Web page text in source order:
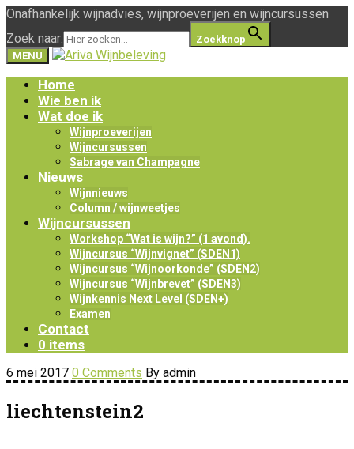
Onafhankelijk wijnadvies, wijnproeverijen en wijncursussen
Zoek naar:
Zoekknop
MENU
Home
Wie ben ik
Wat doe ik
Wijnproeverijen
Wijncursussen
Sabrage van Champagne
Nieuws
Wijnnieuws
Column / wijnweetjes
Wijncursussen
Workshop “Wat is wijn?” (1 avond).
Wijncursus “Wijnvignet” (SDEN1)
Wijncursus “Wijnoorkonde” (SDEN2)
Wijncursus “Wijnbrevet” (SDEN3)
Wijnkennis Next Level (SDEN+)
Examen
Contact
0 items
6 mei 2017 0 Comments By admin
liechtenstein2